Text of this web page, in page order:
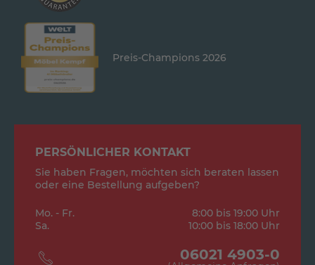
Preis-Champions 2026
PERSÖNLICHER KONTAKT
Sie haben Fragen, möchten sich beraten lassen
oder eine Bestellung aufgeben?
Mo. - Fr.
8:00 bis 19:00 Uhr
Sa.
10:00 bis 18:00 Uhr
06021 4903-0